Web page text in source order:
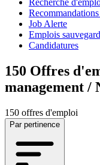
Job Alerte
Emplois
Candidatures
150 Offres
management /
150 offres d'emploi
Par pertinence